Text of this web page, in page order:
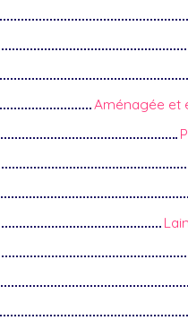
Aménagée et